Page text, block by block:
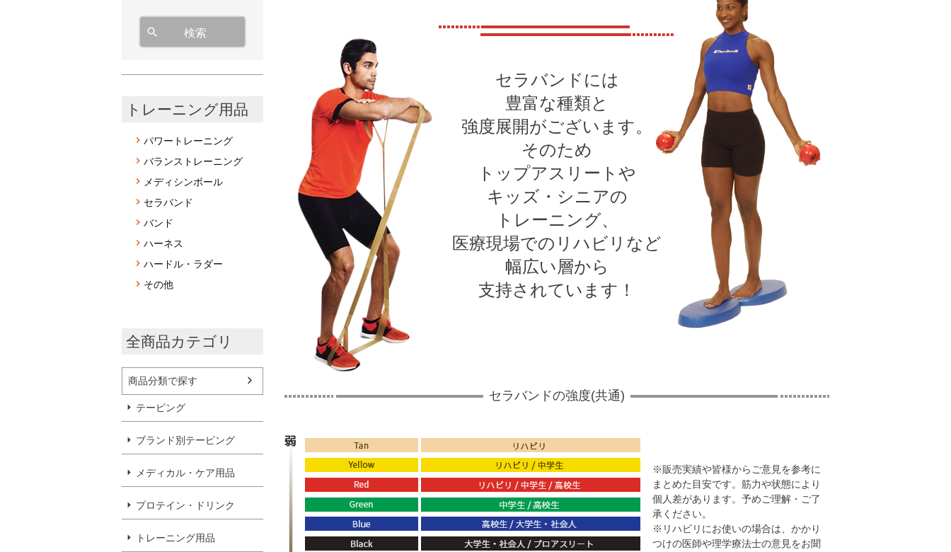
検索
トレーニング用品
パワートレーニング
バランストレーニング
メディシンボール
セラバンド
バンド
ハーネス
ハードル・ラダー
その他
全商品カテゴリ
商品分類で探す
テーピング
ブランド別テーピング
メディカル・ケア用品
プロテイン・ドリンク
トレーニング用品
セラバンドには
豊富な種類と
強度展開がございます。
そのため
トップアスリートや
キッズ・シニアの
トレーニング、
医療現場でのリハビリなど
幅広い層から
支持されています！
セラバンドの強度(共通)
※販売実績や皆様からご意見を参考に
まとめた目安です。筋力や状態により
個人差があります。予めご理解・ご了
承ください。
※リハビリにお使いの場合は、かかり
つけの医師や理学療法士の意見をお聞